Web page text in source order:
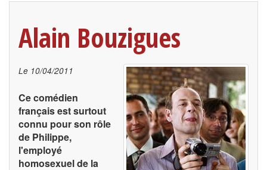
Alain Bouzigues
Le 10/04/2011
Ce comédien
français est surtout
connu pour son rôle
de Philippe,
l'employé
homosexuel de la